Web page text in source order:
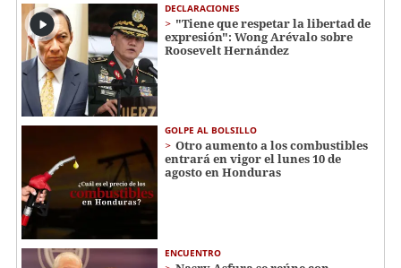
DECLARACIONES
"Tiene que respetar la libertad de
expresión": Wong Arévalo sobre
Roosevelt Hernández
GOLPE AL BOLSILLO
Otro aumento a los combustibles
entrará en vigor el lunes 10 de
agosto en Honduras
ENCUENTRO